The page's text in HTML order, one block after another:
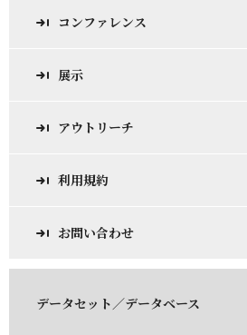
コンファレンス
展示
アウトリーチ
利用規約
お問い合わせ
データセット／データベース